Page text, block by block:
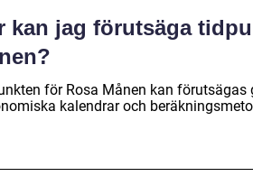
kan jag förutsäga
för Rosa Månen kan förutsägas
kalendrar och